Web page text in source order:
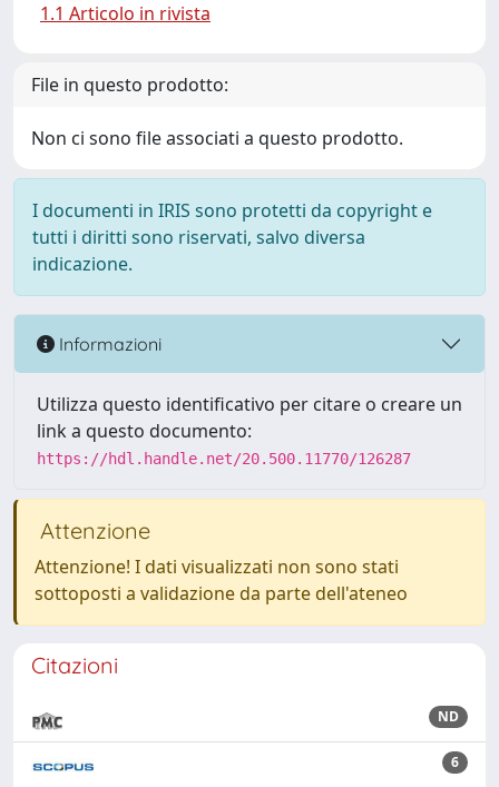
1.1 Articolo in rivista
File in questo prodotto:
Non ci sono file associati a questo prodotto.
I documenti in IRIS sono protetti da copyright e
tutti i diritti sono riservati, salvo diversa
indicazione.
Informazioni
Utilizza questo identificativo per citare o creare un
link a questo documento:
https://hdl.handle.net/20.500.11770/126287
Attenzione
Attenzione! I dati visualizzati non sono stati
sottoposti a validazione da parte dell'ateneo
Citazioni
ND
6